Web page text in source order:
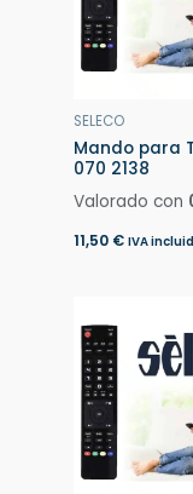
SELECO
Mando para
070 2138
Valorado con
11,50 € IVA